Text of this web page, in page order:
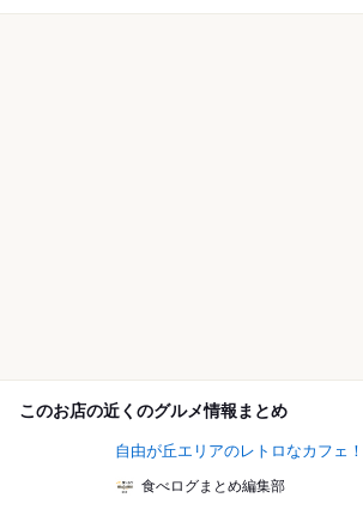
このお店の近くのグルメ情報まとめ
自由が丘エリアのレトロなカフェ
食べログまとめ編集部